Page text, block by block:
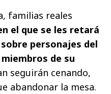
familias reales
el que se les retará
personajes del
de su
seguirán cenando,
abandonar la mesa.